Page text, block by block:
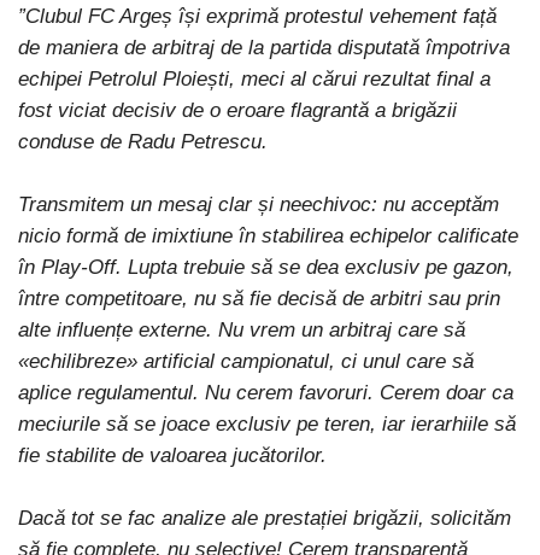
”Clubul FC Argeș își exprimă protestul vehement față
de maniera de arbitraj de la partida disputată împotriva
echipei Petrolul Ploiești, meci al cărui rezultat final a
fost viciat decisiv de o eroare flagrantă a brigăzii
conduse de Radu Petrescu.
Transmitem un mesaj clar și neechivoc: nu acceptăm
nicio formă de imixtiune în stabilirea echipelor calificate
în Play-Off. Lupta trebuie să se dea exclusiv pe gazon,
între competitoare, nu să fie decisă de arbitri sau prin
alte influențe externe. Nu vrem un arbitraj care să
«echilibreze» artificial campionatul, ci unul care să
aplice regulamentul. Nu cerem favoruri. Cerem doar ca
meciurile să se joace exclusiv pe teren, iar ierarhiile să
fie stabilite de valoarea jucătorilor.
Dacă tot se fac analize ale prestației brigăzii, solicităm
să fie complete, nu selective! Cerem transparență